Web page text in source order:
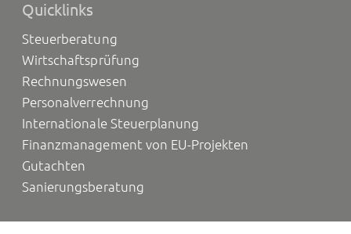
Quicklinks
Steuerberatung
Wirtschaftsprüfung
Rechnungswesen
Personalverrechnung
Internationale Steuerplanung
Finanzmanagement von EU-Projekten
Gutachten
Sanierungsberatung